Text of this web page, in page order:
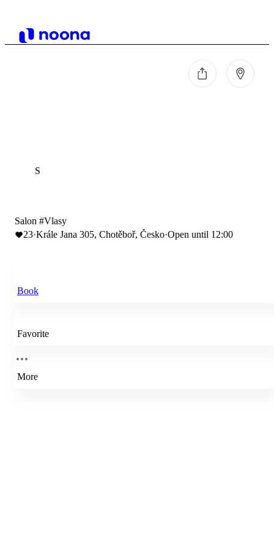
S
Salon #Vlasy
23·Krále Jana 305, Chotěboř, Česko·Open until 12:00
Book
Favorite
More